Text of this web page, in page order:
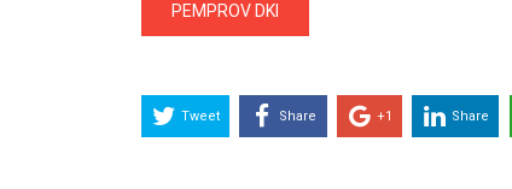
PEMPROV DKI
Tweet Share +1 Share